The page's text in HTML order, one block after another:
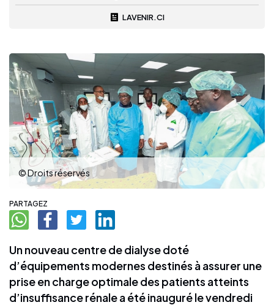
LAVENIR.CI
© Droits réservés
PARTAGEZ
Un nouveau centre de dialyse doté
d’équipements modernes destinés à assurer une
prise en charge optimale des patients atteints
d’insuffisance rénale a été inauguré le vendredi